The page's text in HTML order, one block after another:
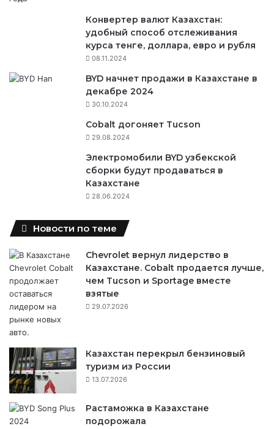
Конвертер валют Казахстан:
удобный способ отслеживания
курса тенге, доллара, евро и рубля
08.11.2024
BYD начнет продажи в Казахстане в
декабре 2024
30.10.2024
Cobalt догоняет Tucson
29.08.2024
Электромобили BYD узбекской
сборки будут продаваться в
Казахстане
28.06.2024
Новости по теме
Chevrolet вернул лидерство в
Казахстане. Cobalt продается лучше,
чем Tucson и Sportage вместе
взятые
29.07.2026
Казахстан перекрыл бензиновый
туризм из России
13.07.2026
Растаможка в Казахстане
подорожала